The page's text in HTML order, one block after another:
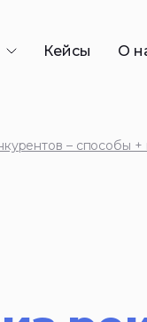
Кейсы О
– способы +